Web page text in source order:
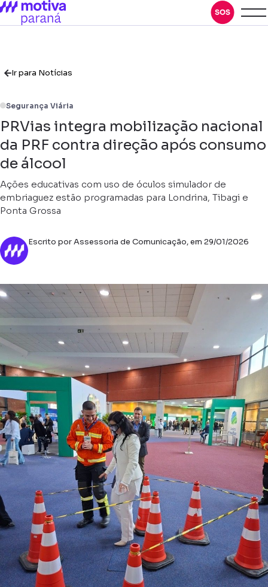
Ir para Notícias
Segurança Viária
PRVias integra mobilização nacional
da PRF contra direção após consumo
de álcool
Ações educativas com uso de óculos simulador de
embriaguez estão programadas para Londrina, Tibagi e
Ponta Grossa
Escrito por Assessoria de Comunicação, em 29/01/2026